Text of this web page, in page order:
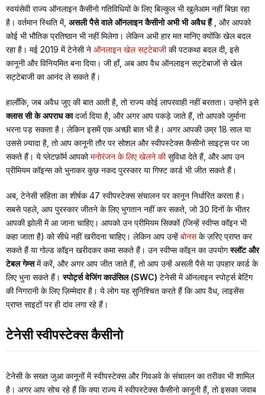
स्वयंसेवी राज्य ऑनलाइन कैसीनो गतिविधियों के लिए बिल्कुल भी खुलेआम नहीं बिछा रहा
है। वर्तमान स्थिति में, असली पैसे वाले ऑनलाइन कैसीनो अभी भी अवैध हैं, और आपको
कोई भी भौतिक प्रतिष्ठान भी नहीं मिलेगा। लेकिन अभी हार मत मानिए क्योंकि खेल बदल
रहा है। मई 2019 में टेनेसी ने ऑनलाइन खेल सट्टेबाजीकी पटकथा बदल दी, इसे
कानूनी और विनियमित बना दिया। जी हाँ, अब आप वैध ऑनलाइन सट्टेबाजों से खेल
सट्टेबाजी का आनंद ले सकते हैं।
हालाँकि, जब अवैध जुए की बात आती है, तो राज्य कोई लापरवाही नहीं बरतता। उन्होंने इसे
क्लास सी के अपराध कादर्जा दिया है, और अगर आप पकड़े जाते हैं, तो आपको जुर्माना
भरना पड़ सकता है। लेकिन इसमें एक अच्छी बात भी है। अगर आपकी उम्र 18 साल या
उससे ज़्यादा है, तो आप कानूनी तौर पर सोशल और स्वीपस्टेक्स कैसीनो साइट्स पर जा
सकते हैं। ये प्लेटफ़ॉर्म आपकोमनोरंजन के लिए खेलने कीसुविधा देते हैं, और आप उन
प्रीमियम कॉइन्स को भुनाकर कुछ नकद पुरस्कार या गिफ्ट कार्ड भी जीत सकते हैं।
अब, टेनेसी संहिता का शीर्षक 47 स्वीपस्टेक्स संचालन पर कानून निर्धारित करता है।
सबसे पहले, आप पुरस्कार जीतने के लिए भुगतान नहीं कर सकते, जो 30 दिनों के भीतर
आपकी झोली में आ जाना चाहिए। आपको उन प्रीमियम सिक्कों (जिन्हें स्वीप्स कॉइन भी
कहा जाता है) को सीधे नहीं खरीदना चाहिए। लेकिन आप उन्हें बोनसके ज़रिए प्राप्त कर
सकते हैं या गोल्ड कॉइन खरीदकर कमा सकते हैं। उन स्वीप्स कॉइन का उपयोगस्लॉट और
टेबल गेम्समें करें, और अगर आप जीत जाते हैं, तो आप उन्हें असली पैसे या उपहार कार्ड के
लिए भुना सकते हैं।स्पोर्ट्स वेजिंग काउंसिल (SWC) टेनेसी में ऑनलाइन स्पोर्ट्स बेटिंग
की निगरानी के लिए ज़िम्मेदार है। ये लोग यह सुनिश्चित करते हैं कि आप वैध, लाइसेंस
प्राप्त साइटों पर ही दांव लगा रहे हैं।
टेनेसी स्वीपस्टेक्स कैसीनो
टेनेसी के सख्त जुआ कानूनों में स्वीपस्टेक्स और गिवअवे के संचालन का तरीका भी शामिल
है। अगर आप सोच रहे हैं कि क्या राज्य में स्वीपस्टेक्स कैसीनो कानूनी हैं, तो इसका जवाब